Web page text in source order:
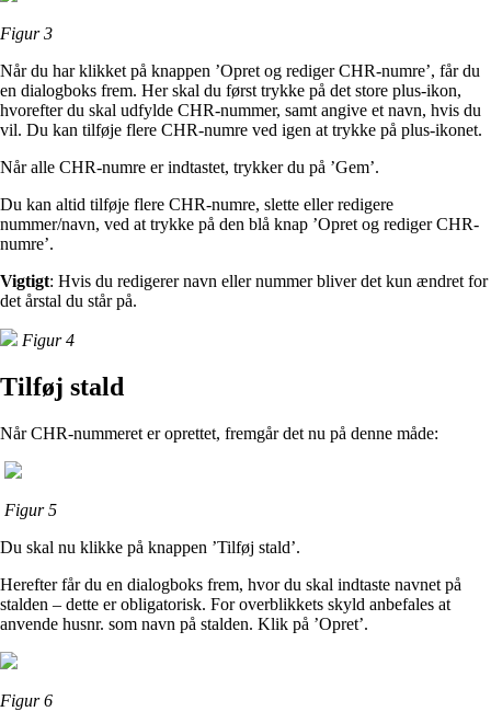
Figur 3
Når du har klikket på knappen ’Opret og rediger CHR-numre’, får du
en dialogboks frem. Her skal du først trykke på det store plus-ikon,
hvorefter du skal udfylde CHR-nummer, samt angive et navn, hvis du
vil. Du kan tilføje flere CHR-numre ved igen at trykke på plus-ikonet.
Når alle CHR-numre er indtastet, trykker du på ’Gem’.
Du kan altid tilføje flere CHR-numre, slette eller redigere
nummer/navn, ved at trykke på den blå knap ’Opret og rediger CHR-
numre’.
Vigtigt: Hvis du redigerer navn eller nummer bliver det kun ændret for
det årstal du står på.
Figur 4
Tilføj stald
Når CHR-nummeret er oprettet, fremgår det nu på denne måde:
Figur 5
Du skal nu klikke på knappen ’Tilføj stald’.
Herefter får du en dialogboks frem, hvor du skal indtaste navnet på
stalden – dette er obligatorisk. For overblikkets skyld anbefales at
anvende husnr. som navn på stalden. Klik på ’Opret’.
Figur 6